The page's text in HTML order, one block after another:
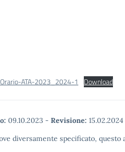
ATA-2023_2024-1 Download
09.10.2023 - Revisione: 15.02.2024
diversamente specificato,